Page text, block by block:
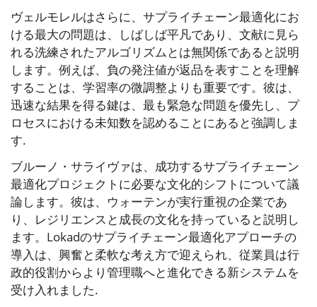
ヴェルモレルはさらに、サプライチェーン最適化にお
ける最大の問題は、しばしば平凡であり、文献に見ら
れる洗練されたアルゴリズムとは無関係であると説明
します。例えば、負の発注値が返品を表すことを理解
することは、学習率の微調整よりも重要です。彼は、
迅速な結果を得る鍵は、最も緊急な問題を優先し、プ
ロセスにおける未知数を認めることにあると強調しま
す.
ブルーノ・サライヴァは、成功するサプライチェーン
最適化プロジェクトに必要な文化的シフトについて議
論します。彼は、ウォーテンが実行重視の企業であ
り、レジリエンスと成長の文化を持っていると説明し
ます。Lokadのサプライチェーン最適化アプローチの
導入は、興奮と柔軟な考え方で迎えられ、従業員は行
政的役割からより管理職へと進化できる新システムを
受け入れました.